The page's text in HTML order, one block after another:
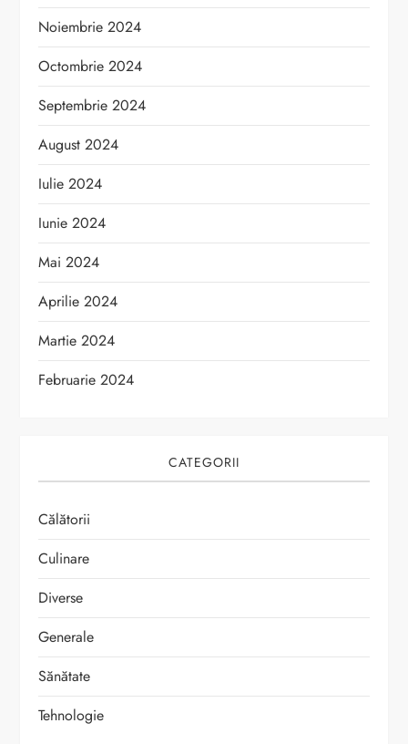
Noiembrie 2024
Octombrie 2024
Septembrie 2024
August 2024
Iulie 2024
Iunie 2024
Mai 2024
Aprilie 2024
Martie 2024
Februarie 2024
CATEGORII
Călătorii
Culinare
Diverse
Generale
Sănătate
Tehnologie